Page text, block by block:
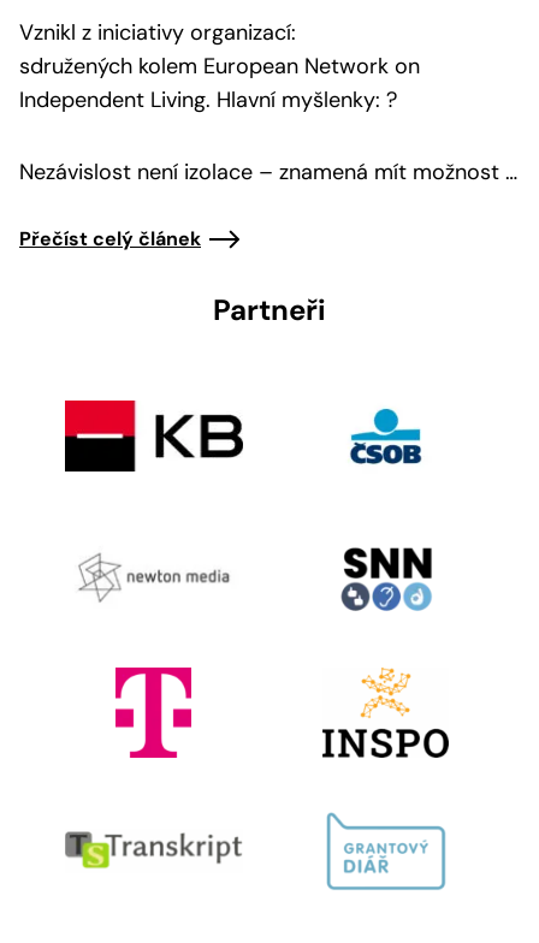
Vznikl z iniciativy organizací:
sdružených kolem European Network on
Independent Living. Hlavní myšlenky: ?
Nezávislost není izolace – znamená mít možnost …
Přečíst celý článek
Partneři